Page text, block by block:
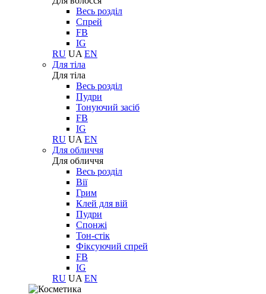
Весь розділ
Спрей
FB
IG
RU UA EN
Для тіла
Для тіла
Весь розділ
Пудри
Тонуючий засіб
FB
IG
RU UA EN
Для обличчя
Для обличчя
Весь розділ
Вії
Грим
Клей для вій
Пудри
Спонжі
Тон-стік
Фіксуючий спрей
FB
IG
RU UA EN